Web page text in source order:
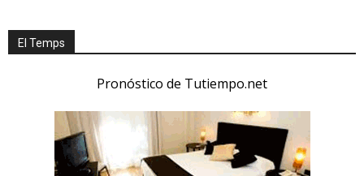
El Temps
Pronóstico de Tutiempo.net